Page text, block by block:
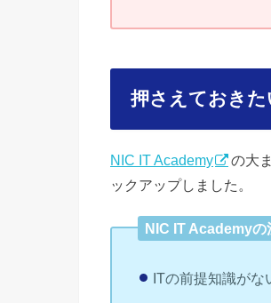
押さえておきた
NIC IT Academy
の大
ックアップしました。
NIC IT Academyの
ITの前提知識がな